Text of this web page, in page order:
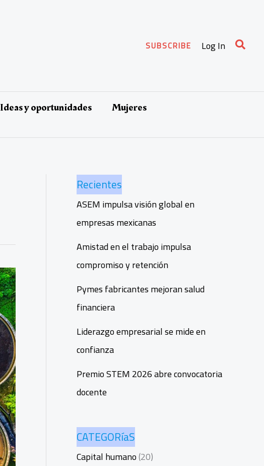
SUBSCRIBE Log In
Ideas y oportunidades
Mujeres
Recientes
ASEM impulsa visión global en
empresas mexicanas
Amistad en el trabajo impulsa
compromiso y retención
Pymes fabricantes mejoran salud
financiera
Liderazgo empresarial se mide en
confianza
Premio STEM 2026 abre convocatoria
docente
CATEGORíaS
Capital humano(20)